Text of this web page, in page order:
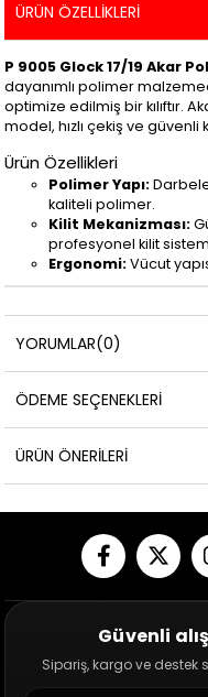
ÜRÜN ÖZELLIKLERI
P 9005 Glock 17/19 Akar
dayanımlı polimer
optimize edilmiş bir kılıftır.
model, hızlı çekiş ve güvenli
Ürün Özellikleri
Polimer Yapı:
kaliteli polimer.
Kilit Mekanizması:
profesyonel kilit
Ergonomi:Vücut
YORUMLAR(0)
ÖDEME SEÇENEKLERI
ÜRÜN ÖNERILERI
Güvenli
Sipariş, kargo ve destek